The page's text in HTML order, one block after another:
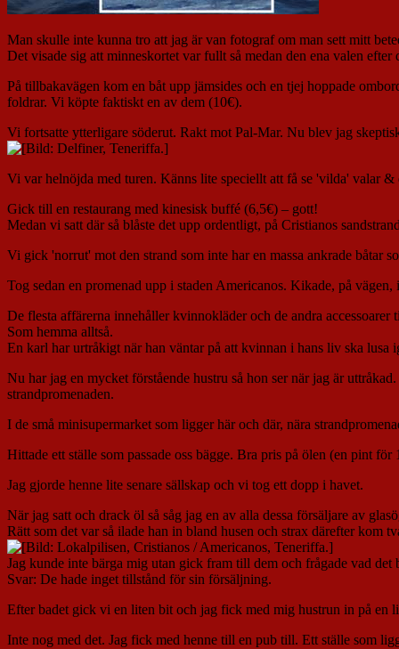
Man skulle inte kunna tro att jag är van fotograf om man sett mitt
Det visade sig att minneskortet var fullt så medan den ena valen
På tillbakavägen kom en båt upp jämsides och en tjej hoppade
foldrar. Vi köpte faktiskt en av dem (10€).
Vi fortsatte ytterligare söderut. Rakt mot Pal-Mar. Nu blev jag
Vi var helnöjda med turen. Känns lite speciellt att få se 'vilda' valar &
Gick till en restaurang med kinesisk buffé (6,5€) – gott!
Medan vi satt där så blåste det upp ordentligt, på Cristianos
Vi gick 'norrut' mot den strand som inte har en massa ankrade båtar
Tog sedan en promenad upp i staden Americanos. Kikade, på
De flesta affärerna innehåller kvinnokläder och de andra accessoarer
Som hemma alltså.
En karl har urtråkigt när han väntar på att kvinnan i hans liv ska lusa
Nu har jag en mycket förstående hustru så hon ser när jag är
strandpromenaden.
I de små minisupermarket som ligger här och där, nära
Hittade ett ställe som passade oss bägge. Bra pris på ölen (en pint
Jag gjorde henne lite senare sällskap och vi tog ett dopp i havet.
När jag satt och drack öl så såg jag en av alla dessa försäljare av
Rätt som det var så ilade han in bland husen och strax därefter kom
Jag kunde inte bärga mig utan gick fram till dem och frågade vad det
Svar: De hade inget tillstånd för sin försäljning.
Efter badet gick vi en liten bit och jag fick med mig hustrun in på en
Inte nog med det. Jag fick med henne till en pub till. Ett ställe som